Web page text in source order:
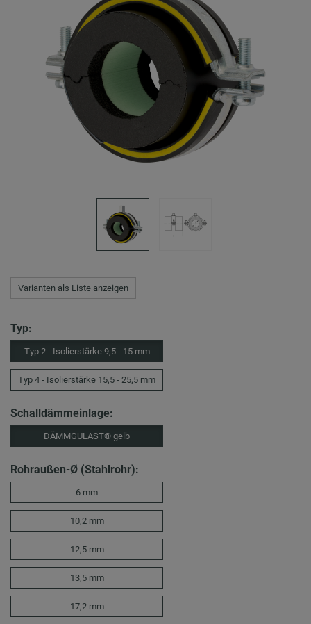
Varianten als Liste anzeigen
Typ:
Typ 2 - Isolierstärke 9,5 - 15 mm
Typ 4 - Isolierstärke 15,5 - 25,5 mm
Schalldämmeinlage:
DÄMMGULAST® gelb
Rohraußen-Ø (Stahlrohr):
6 mm
10,2 mm
12,5 mm
13,5 mm
17,2 mm